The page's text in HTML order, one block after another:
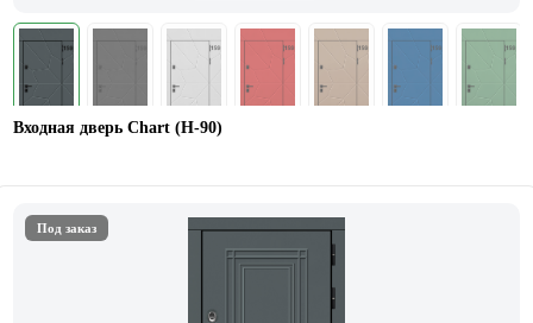
Входная дверь Chart (Н-90)
Под заказ